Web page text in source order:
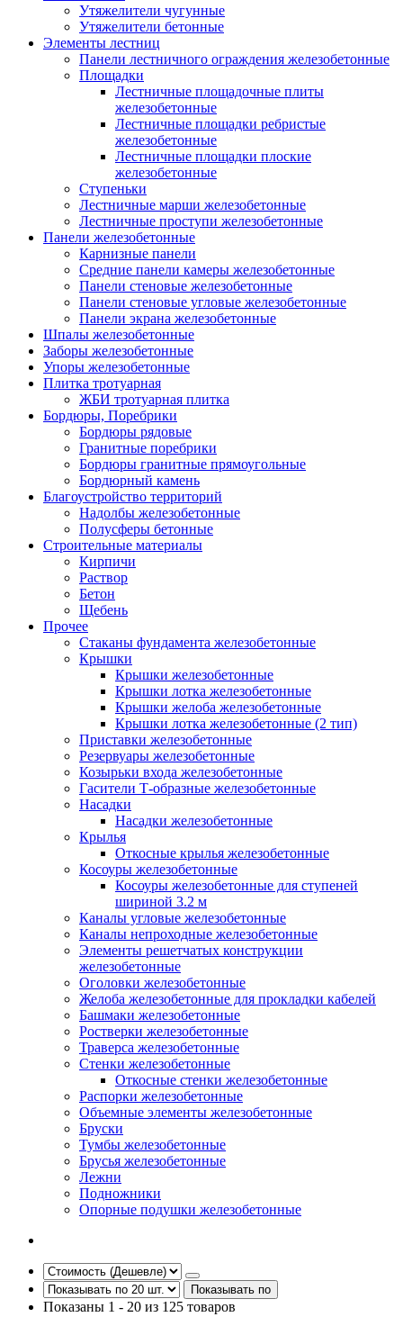
Утяжелители чугунные
Утяжелители бетонные
Элементы лестниц
Панели лестничного ограждения железобетонные
Площадки
Лестничные площадочные плиты
железобетонные
Лестничные площадки ребристые
железобетонные
Лестничные площадки плоские
железобетонные
Ступеньки
Лестничные марши железобетонные
Лестничные проступи железобетонные
Панели железобетонные
Карнизные панели
Средние панели камеры железобетонные
Панели стеновые железобетонные
Панели стеновые угловые железобетонные
Панели экрана железобетонные
Шпалы железобетонные
Заборы железобетонные
Упоры железобетонные
Плитка тротуарная
ЖБИ тротуарная плитка
Бордюры, Поребрики
Бордюры рядовые
Гранитные поребрики
Бордюры гранитные прямоугольные
Бордюрный камень
Благоустройство территорий
Надолбы железобетонные
Полусферы бетонные
Строительные материалы
Кирпичи
Раствор
Бетон
Щебень
Прочее
Стаканы фундамента железобетонные
Крышки
Крышки железобетонные
Крышки лотка железобетонные
Крышки желоба железобетонные
Крышки лотка железобетонные (2 тип)
Приставки железобетонные
Резервуары железобетонные
Козырьки входа железобетонные
Гасители Т-образные железобетонные
Насадки
Насадки железобетонные
Крылья
Откосные крылья железобетонные
Косоуры железобетонные
Косоуры железобетонные для ступеней
шириной 3.2 м
Каналы угловые железобетонные
Каналы непроходные железобетонные
Элементы решетчатых конструкции
железобетонные
Оголовки железобетонные
Желоба железобетонные для прокладки кабелей
Башмаки железобетонные
Ростверки железобетонные
Траверса железобетонные
Стенки железобетонные
Откосные стенки железобетонные
Распорки железобетонные
Объемные элементы железобетонные
Бруски
Тумбы железобетонные
Брусья железобетонные
Лежни
Подножники
Опорные подушки железобетонные
Показывать по
Показаны 1 - 20 из 125 товаров